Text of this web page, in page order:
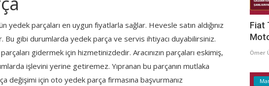
yedek parçaları en uygun fiyatlarla sağlar. Hevesle satın aldığınız
Bu gibi durumlarda yedek parça ve servis ihtiyacı duyabilirsiniz.
gidermek için hizmetinizdedir. Aracınızın parçaları eskimiş,
işlevini yerine getiremez. Yıpranan bu parçanın mutlaka
değişimi için oto yedek parça firmasına başvurmanız
Fiat
Ömer